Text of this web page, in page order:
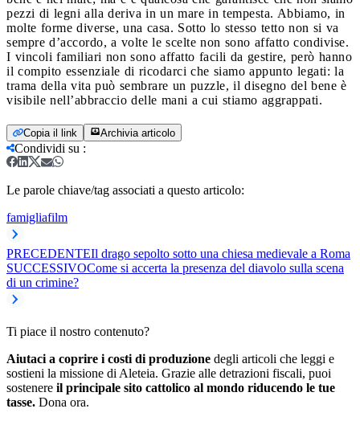
pezzi di legni alla deriva in un mare in tempesta. Abbiamo, in
molte forme diverse, una casa. Sotto lo stesso tetto non si va
sempre d’accordo, a volte le scelte non sono affatto condivise.
I vincoli familiari non sono affatto facili da gestire, però hanno
il compito essenziale di ricodarci che siamo appunto legati: la
trama della vita può sembrare un puzzle, il disegno del bene è
visibile nell’abbraccio delle mani a cui stiamo aggrappati.
Copia il link Archivia articolo
Condividi su :
Le parole chiave/tag associati a questo articolo:
famigliafilm
PRECEDENTEIl drago sepolto sotto una chiesa medievale a Roma
SUCCESSIVOCome si accerta la presenza del diavolo sulla scena
di un crimine?
Ti piace il nostro contenuto?
Aiutaci a coprire i costi di produzione degli articoli che leggi e
sostieni la missione di Aleteia. Grazie alle detrazioni fiscali, puoi
sostenere il principale sito cattolico al mondo riducendo le tue
tasse. Dona ora.